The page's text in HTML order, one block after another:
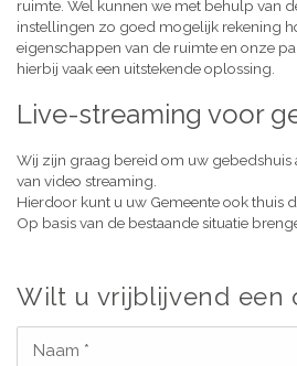
ruimte. Wel kunnen we met behulp van
instellingen zo goed mogelijk rekening
eigenschappen van de ruimte en onze
hierbij vaak een uitstekende oplossing.
Live-streaming voor
Wij zijn graag bereid om uw gebedshuis
van video streaming.
Hierdoor kunt u uw Gemeente ook thuis
Op basis van de bestaande situatie
Wilt u vrijblijvend een
Naam *